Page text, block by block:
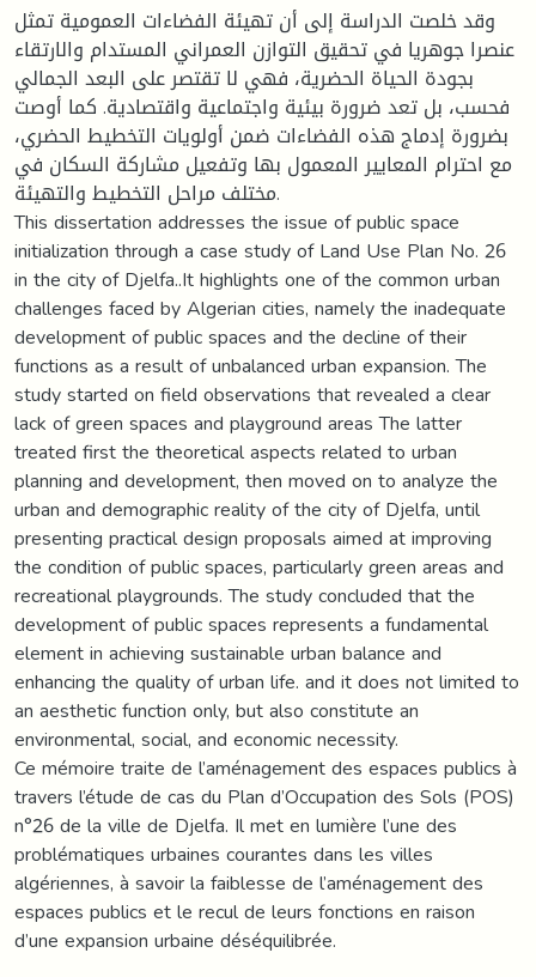
وقد خلصت الدراسة إلى أن تهيئة الفضاءات العمومية تمثل
عنصرا جوهريا في تحقيق التوازن العمراني المستدام والارتقاء
بجودة الحياة الحضرية، فهي لا تقتصر على البعد الجمالي
فحسب، بل تعد ضرورة بيئية واجتماعية واقتصادية. كما أوصت
بضرورة إدماج هذه الفضاءات ضمن أولويات التخطيط الحضري،
مع احترام المعايير المعمول بها وتفعيل مشاركة السكان في
مختلف مراحل التخطيط والتهيئة.
This dissertation addresses the issue of public space
initialization through a case study of Land Use Plan No. 26
in the city of Djelfa..It highlights one of the common urban
challenges faced by Algerian cities, namely the inadequate
development of public spaces and the decline of their
functions as a result of unbalanced urban expansion. The
study started on field observations that revealed a clear
lack of green spaces and playground areas The latter
treated first the theoretical aspects related to urban
planning and development, then moved on to analyze the
urban and demographic reality of the city of Djelfa, until
presenting practical design proposals aimed at improving
the condition of public spaces, particularly green areas and
recreational playgrounds. The study concluded that the
development of public spaces represents a fundamental
element in achieving sustainable urban balance and
enhancing the quality of urban life. and it does not limited to
an aesthetic function only, but also constitute an
environmental, social, and economic necessity.
Ce mémoire traite de l’aménagement des espaces publics à
travers l’étude de cas du Plan d’Occupation des Sols (POS)
n°26 de la ville de Djelfa. Il met en lumière l’une des
problématiques urbaines courantes dans les villes
algériennes, à savoir la faiblesse de l’aménagement des
espaces publics et le recul de leurs fonctions en raison
d’une expansion urbaine déséquilibrée.